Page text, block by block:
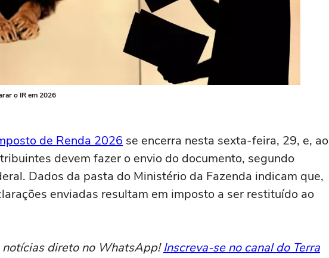
o IR em 2026
de Renda 2026 se encerra nesta sexta-feira, 29, e, ao
devem fazer o envio do documento, segundo
Dados da pasta do Ministério da Fazenda indicam que,
enviadas resultam em imposto a ser restituído ao
direto no WhatsApp!Inscreva-se no canal do Terra